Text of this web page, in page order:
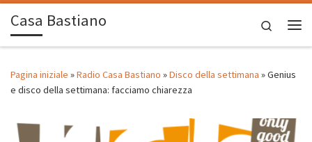
Passa al contenuto
Casa Bastiano
Search
Pagina iniziale »Radio Casa Bastiano »Disco della settimana »Genius
e disco della settimana: facciamo chiarezza